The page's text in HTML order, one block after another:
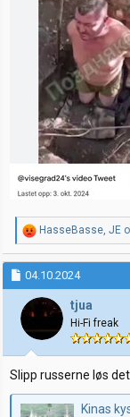
R
e
a
k
s
j
o
n
e
r
:
HasseBasse, JE
04.10.2024
tjua
Hi-Fi freak
Slipp russerne løs
Kinas